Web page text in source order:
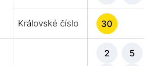
Královské číslo 30
2 5